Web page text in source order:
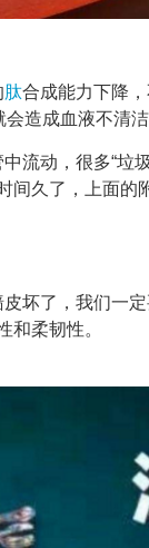
肽合成能力下降，
会造成血液不清
流动，很多“垃
间久了，上面的
坏了，我们一
和柔韧性。